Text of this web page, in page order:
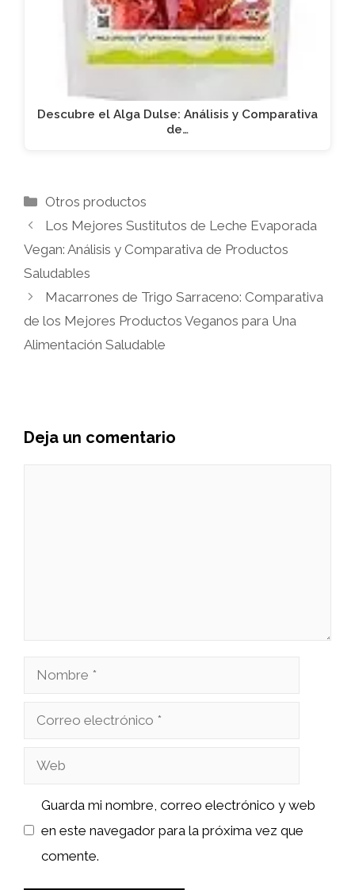
Descubre el Alga Dulse: Análisis y Comparativa
de…
Categorías
Otros productos
Los Mejores Sustitutos de Leche Evaporada
Vegan: Análisis y Comparativa de Productos
Saludables
Macarrones de Trigo Sarraceno: Comparativa
de los Mejores Productos Veganos para Una
Alimentación Saludable
Deja un comentario
Nombre
Correo
Web
Guarda mi nombre, correo electrónico y web
en este navegador para la próxima vez que
comente.